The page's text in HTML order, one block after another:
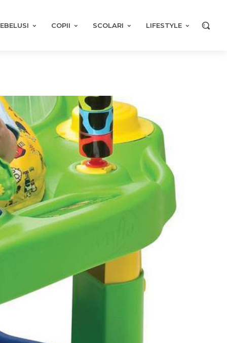
COPII SCOLARI LIFESTYLE